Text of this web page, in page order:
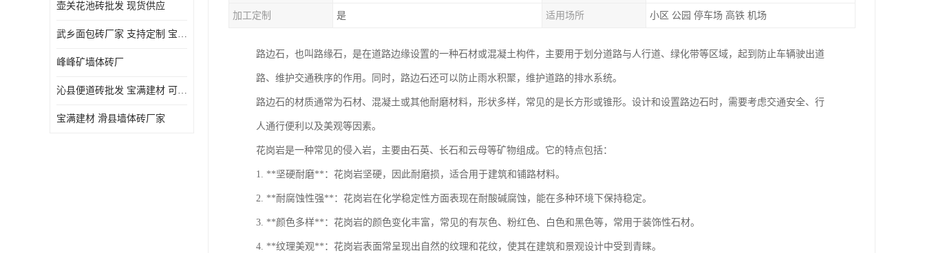
壶关花池砖批发 现货供应
武乡面包砖厂家 支持定制 宝满建材
峰峰矿墙体砖厂
沁县便道砖批发 宝满建材 可定制
宝满建材 滑县墙体砖厂家
加工定制 是 适用场所 小区 公园 停车场 高铁 机场
路边石，也叫路缘石，是在道路边缘设置的一种石材或混凝土构件，主要用于划分道路与人行道、绿化带等区域，起到防止车辆驶出道
路、维护交通秩序的作用。同时，路边石还可以防止雨水积聚，维护道路的排水系统。
路边石的材质通常为石材、混凝土或其他耐磨材料，形状多样，常见的是长方形或锥形。设计和设置路边石时，需要考虑交通安全、行
人通行便利以及美观等因素。
花岗岩是一种常见的侵入岩，主要由石英、长石和云母等矿物组成。它的特点包括：
1. **坚硬耐磨**：花岗岩坚硬，因此耐磨损，适合用于建筑和铺路材料。
2. **耐腐蚀性强**：花岗岩在化学稳定性方面表现在耐酸碱腐蚀，能在多种环境下保持稳定。
3. **颜色多样**：花岗岩的颜色变化丰富，常见的有灰色、粉红色、白色和黑色等，常用于装饰性石材。
4. **纹理美观**：花岗岩表面常呈现出自然的纹理和花纹，使其在建筑和景观设计中受到青睐。